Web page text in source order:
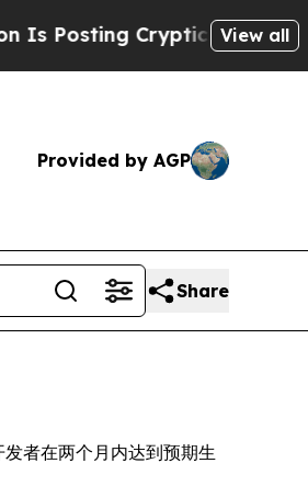
Cryptic Biblical View all
Provided by AGP
Share
者在两个月内达到预期生